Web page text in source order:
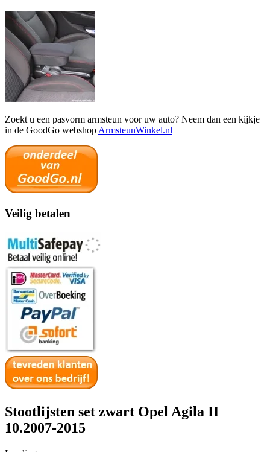
Zoekt u een pasvorm armsteun voor uw auto? Neem dan een kijkje
in de GoodGo webshop ArmsteunWinkel.nl
Veilig betalen
Stootlijsten set zwart Opel Agila II
10.2007-2015